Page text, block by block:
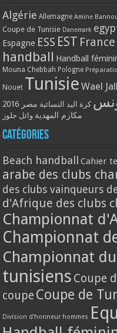
Algérie Allemagne Amine
Coupe de Tunisie Danemark
Espagne ESS EST France
handball Handball
Mouna Chebbah Pologne
Nouet Tunisie Wael
كرة اليد النسائية مصر 2016
مكارم المهدية وائل جلوز
Catégories
Beach handball Cahier
arabe des clubs
des clubs vainqueurs
d'Afrique des clubs
Championnat
Championnat
Championnat
tunisiens Coupe
coupe Coupe de
Division d'honneur hommes